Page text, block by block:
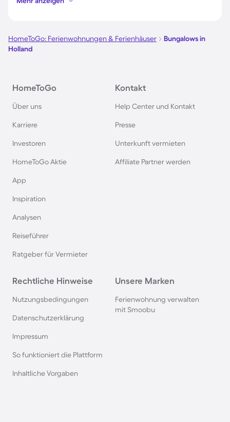
Bungalows auf Fehmarn
Bungalows auf Usedom
Bungalows in Italien
Bungalows an der Polnischen Ostsee
Bungalows in Kellenhusen
Bungalows in Spanien
Bungalows in Domburg
Bungalows in Dahme
HomeToGo: Ferienwohnungen & Ferienhäuser
Bungalows in
Holland
HomeToGo
Über uns
Karriere
Investoren
HomeToGo Aktie
App
Inspiration
Analysen
Reiseführer
Ratgeber für Vermieter
Kontakt
Help Center und Kontakt
Presse
Unterkunft vermieten
Affiliate Partner werden
Rechtliche Hinweise
Nutzungsbedingungen
Datenschutzerklärung
Impressum
So funktioniert die Plattform
Inhaltliche Vorgaben
Unsere Marken
Ferienwohnung verwalten
mit Smoobu